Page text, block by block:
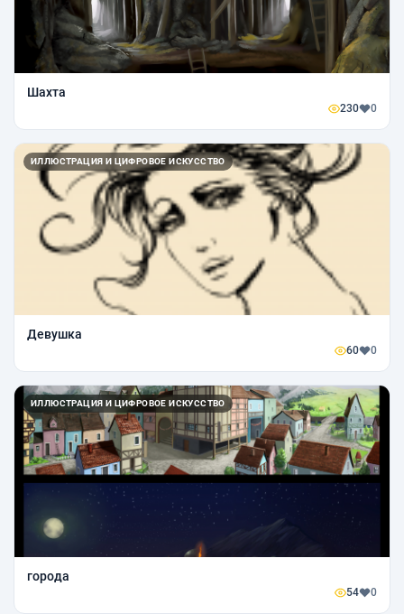
Шахта
230 0
ИЛЛЮСТРАЦИЯ И ЦИФРОВОЕ ИСКУССТВО
Девушка
60 0
ИЛЛЮСТРАЦИЯ И ЦИФРОВОЕ ИСКУССТВО
города
54 0